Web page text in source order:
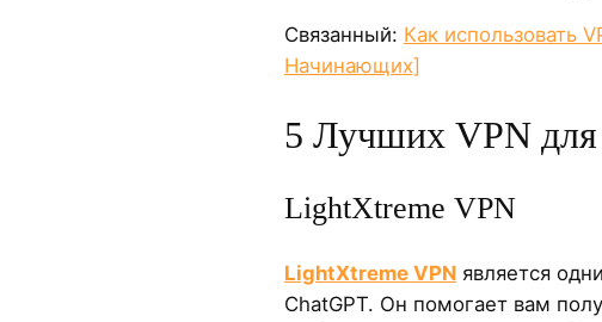
Связанный: Как использовать
Начинающих]
5 Лучших VPN для
LightXtreme VPN
LightXtreme VPN является
ChatGPT. Он помогает вам